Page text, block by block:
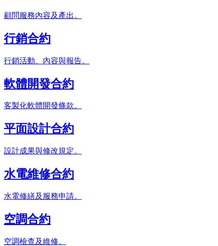
顧問服務內容及產出。
行銷合約
行銷活動、內容與報告。
軟體開發合約
客製化軟體開發條款。
平面設計合約
設計成果與修改規定。
水電維修合約
水電修繕及服務申請。
空調合約
空調檢查及維修。